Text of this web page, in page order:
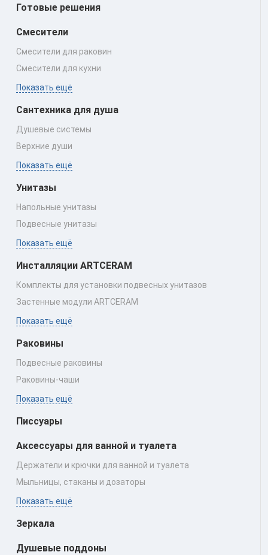
Готовые решения
Смесители
Смесители для раковин
Смесители для кухни
Показать ещё
Сантехника для душа
Душевые системы
Верхние души
Показать ещё
Унитазы
Напольные унитазы
Подвесные унитазы
Показать ещё
Инсталляции ARTCERAM
Комплекты для установки подвесных унитазов
Застенные модули ARTCERAM
Показать ещё
Раковины
Подвесные раковины
Раковины‑чаши
Показать ещё
Писсуары
Аксессуары для ванной и туалета
Держатели и крючки для ванной и туалета
Мыльницы, стаканы и дозаторы
Показать ещё
Зеркала
Душевые поддоны